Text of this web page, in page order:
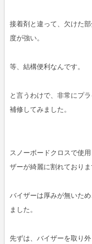
接着剤と違って、欠けた
度が強い。
等、結構便利なんです。
と言うわけで、非常にプ
補修してみました。
スノーボードクロスで使
ザーが綺麗に割れておりま
バイザーは厚みが無いた
ました。
先ずは、バイザーを取り